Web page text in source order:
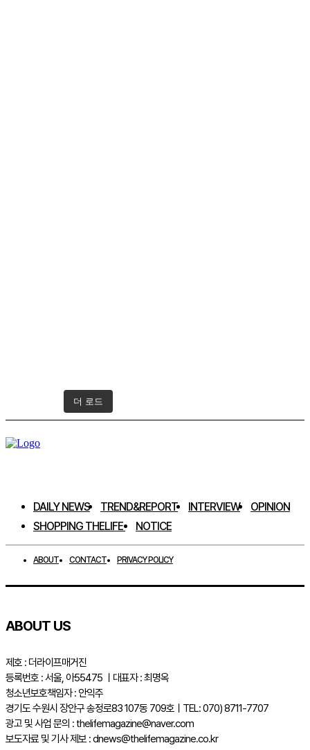
더 로드
DAILY NEWS TREND&REPORT INTERVIEW
OPINION
SHOPPING THELIFE
NOTICE
ABOUT CONTACT PRIVACY POLICY
ABOUT US
제호 : 더라이프매거진
등록번호 : 서울, 아55475 ㅣ대표자 : 최명옥
청소년보호책임자 : 안익주
경기도 수원시 장안구 송정로83 107동 709호ㅣTEL: 070) 8711-7707
광고 및 사업 문의 : thelifemagazine@naver.com
보도자료 및 기사 제보 : dnews@thelifemagazine.co.kr